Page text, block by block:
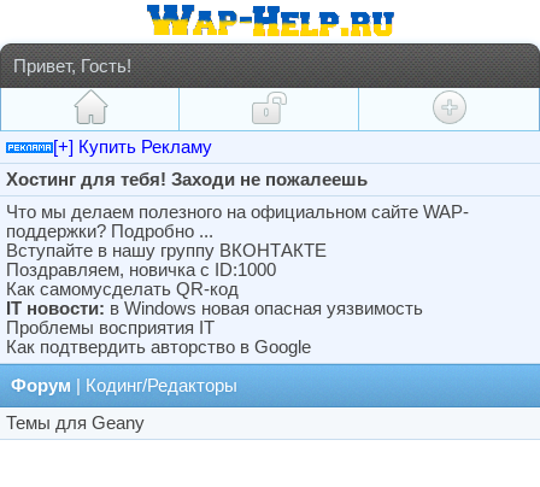
Привет, Гость!
[+] Купить Рекламу
Хостинг для тебя! Заходи не пожалеешь
Что мы делаем полезного на официальном сайте WAP-
поддержки? Подробно ...
Вступайте в нашу группу ВКОНТАКТЕ
Поздравляем, новичка с ID:1000
Как самомусделать QR-код
IT новости: в Windows новая опасная уязвимость
Проблемы восприятия IT
Как подтвердить авторство в Google
Форум | Кодинг/Редакторы
Темы для Geany